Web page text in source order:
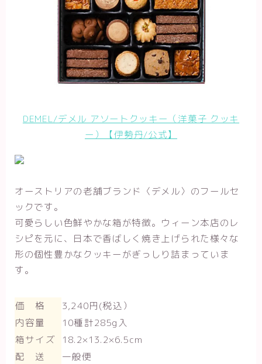
DEMEL/デメル アソートクッキー（洋菓子 クッキ
ー）【伊勢丹/公式】
オーストリアの老舗ブランド〈デメル〉のフールセ
ックです。
可愛らしい色鮮やかな箱が特徴。ウィーン本店のレ
シピを元に、日本で香ばしく焼き上げられた様々な
形の個性豊かなクッキーがぎっしり詰まっていま
す。
価 格
3,240円(税込）
内容量
10種計285g入
箱サイズ
18.2×13.2×6.5cm
配 送
一般便